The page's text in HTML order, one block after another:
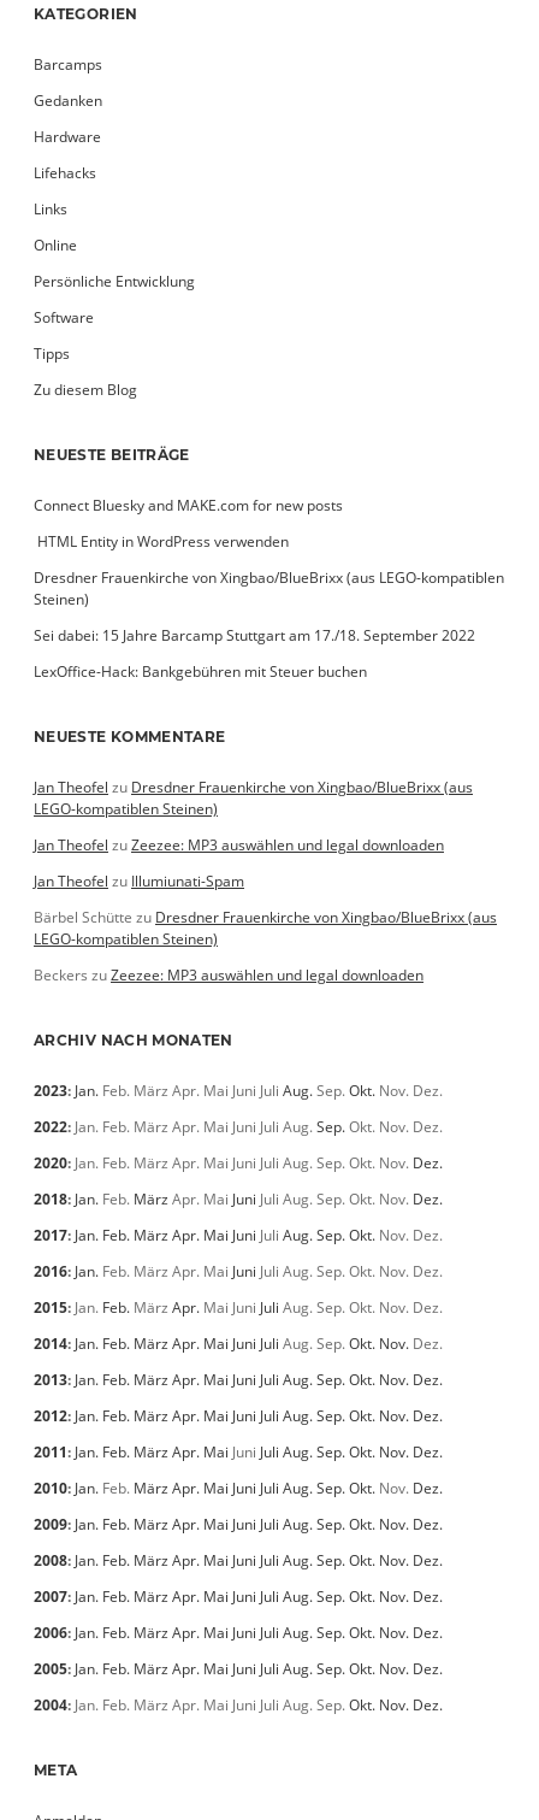
KATEGORIEN
Barcamps
Gedanken
Hardware
Lifehacks
Links
Online
Persönliche Entwicklung
Software
Tipps
Zu diesem Blog
NEUESTE BEITRÄGE
Connect Bluesky and MAKE.com for new posts
­ HTML Entity in WordPress verwenden
Dresdner Frauenkirche von Xingbao/BlueBrixx (aus LEGO-kompatiblen
Steinen)
Sei dabei: 15 Jahre Barcamp Stuttgart am 17./18. September 2022
LexOffice-Hack: Bankgebühren mit Steuer buchen
NEUESTE KOMMENTARE
Jan Theofel zu Dresdner Frauenkirche von Xingbao/BlueBrixx (aus
LEGO-kompatiblen Steinen)
Jan Theofel zuZeezee: MP3 auswählen und legal downloaden
Jan Theofel zu Illumiunati-Spam
Bärbel Schütte zu Dresdner Frauenkirche von Xingbao/BlueBrixx (aus
LEGO-kompatiblen Steinen)
Beckers zuZeezee: MP3 auswählen und legal downloaden
ARCHIV NACH MONATEN
2023: Jan. Feb. März Apr. Mai Juni Juli Aug.Sep.Okt. Nov. Dez.
2022: Jan. Feb. März Apr. Mai Juni Juli Aug.Sep.Okt. Nov. Dez.
2020: Jan. Feb. März Apr. Mai Juni Juli Aug.Sep.Okt. Nov. Dez.
2018: Jan. Feb. März Apr. Mai Juni Juli Aug.Sep.Okt. Nov. Dez.
2017: Jan. Feb. März Apr. Mai Juni Juli Aug.Sep.Okt. Nov. Dez.
2016: Jan. Feb. März Apr. Mai Juni Juli Aug.Sep.Okt. Nov. Dez.
2015: Jan. Feb. März Apr. Mai Juni Juli Aug.Sep.Okt. Nov. Dez.
2014: Jan. Feb. März Apr. Mai Juni Juli Aug.Sep.Okt. Nov. Dez.
2013: Jan. Feb. März Apr. Mai Juni Juli Aug.Sep.Okt. Nov. Dez.
2012: Jan. Feb. März Apr. Mai Juni Juli Aug.Sep.Okt. Nov. Dez.
2011: Jan. Feb. März Apr. Mai Juni Juli Aug.Sep.Okt. Nov. Dez.
2010: Jan. Feb. März Apr. Mai Juni Juli Aug.Sep.Okt. Nov. Dez.
2009: Jan. Feb. März Apr. Mai Juni Juli Aug.Sep.Okt. Nov. Dez.
2008: Jan. Feb. März Apr. Mai Juni Juli Aug.Sep.Okt. Nov. Dez.
2007: Jan. Feb. März Apr. Mai Juni Juli Aug.Sep.Okt. Nov. Dez.
2006: Jan. Feb. März Apr. Mai Juni Juli Aug.Sep.Okt. Nov. Dez.
2005: Jan. Feb. März Apr. Mai Juni Juli Aug.Sep.Okt. Nov. Dez.
2004: Jan. Feb. März Apr. Mai Juni Juli Aug.Sep.Okt. Nov. Dez.
META